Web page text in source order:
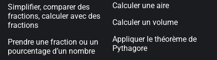
Simplifier, comparer des
fractions, calculer avec des
fractions
Prendre une fraction ou un
pourcentage d’un nombre
Calculer une aire
Calculer un volume
Appliquer le théorème de
Pythagore